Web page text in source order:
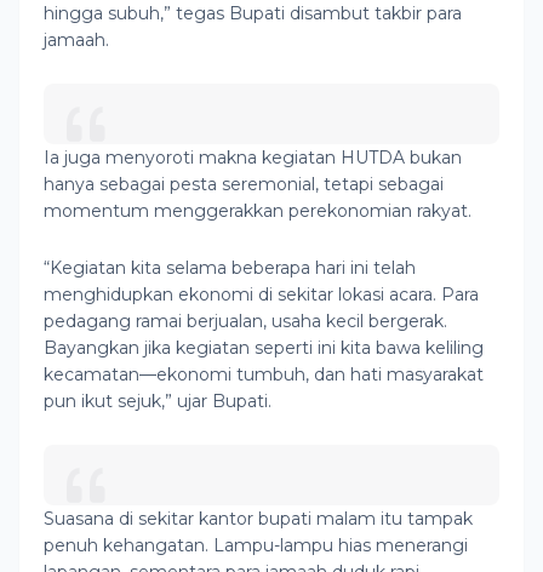
hingga subuh,” tegas Bupati disambut takbir para
jamaah.
Ia juga menyoroti makna kegiatan HUTDA bukan
hanya sebagai pesta seremonial, tetapi sebagai
momentum menggerakkan perekonomian rakyat.
“Kegiatan kita selama beberapa hari ini telah
menghidupkan ekonomi di sekitar lokasi acara. Para
pedagang ramai berjualan, usaha kecil bergerak.
Bayangkan jika kegiatan seperti ini kita bawa keliling
kecamatan—ekonomi tumbuh, dan hati masyarakat
pun ikut sejuk,” ujar Bupati.
Suasana di sekitar kantor bupati malam itu tampak
penuh kehangatan. Lampu-lampu hias menerangi